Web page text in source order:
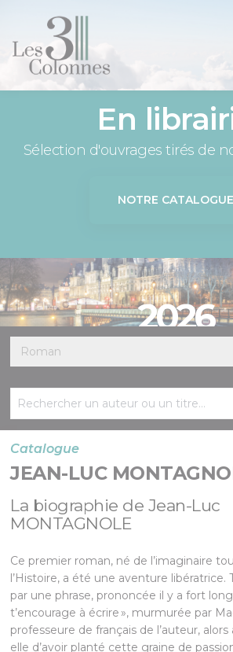
En
Sélection d'ouvrages tirés de
NOTRE CATALOGUE
2026
Catalogue
JEAN-LUC
La biographie de Jean-Luc
MONTAGNOLE
Ce premier roman, né de l’imaginaire
l’Histoire, a été une aventure
par une phrase, prononcée il y a fort
t’encourage à écrire », murmurée par
professeure de français de l’auteur,
elle d’avoir planté cette graine de